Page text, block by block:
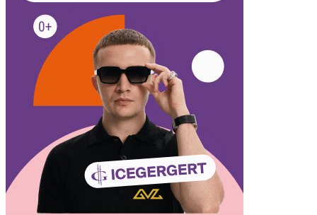
Кудамоскоу — это интерактивная афиша самых интересных
событий Москвы.
Кудамоскоу в курсе всех событий, которые пройдут в Москве.
Если вы знаете о событии, которого нет на сайте,
Вы организатор этого события?